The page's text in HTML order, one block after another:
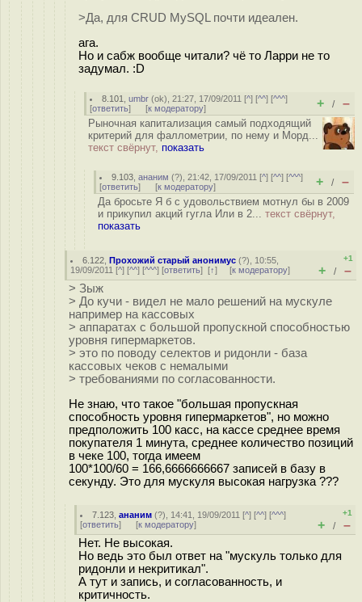
>Да, для CRUD MySQL почти идеален.
ага.
Но и сабж вообще читали? чё то Ларри не то
задумал. :D
8.101 ,umbr (ok), 21:27, 17/09/2011 [^] [^^] [^^^]
[ответить] [к модератору] + / –
Рыночная капитализация самый подходящий
критерий для фаллометрии, по нему и Морд...
текст свёрнут, показать
9.103 ,ананим (?), 21:42, 17/09/2011 [^] [^^] [^^^]
[ответить] [к модератору] + / –
Да бросьте Я б с удовольствием мотнул бы в 2009
и прикупил акций гугла Или в 2... текст свёрнут,
показать
6.122 ,Прохожий старый анонимус (?), 10:55,
19/09/2011 [^] [^^] [^^^] [ответить] [↑] [к модератору]
+1
+ / –
> Зыж
> До кучи - видел не мало решений на мускуле
например на кассовых
> аппаратах с большой пропускной способностью
уровня гипермаркетов.
> это по поводу селектов и ридонли - база
кассовых чеков с немалыми
> требованиями по согласованности.
Не знаю, что такое "большая пропускная
способность уровня гипермаркетов", но можно
предположить 100 касс, на кассе среднее время
покупателя 1 минута, среднее количество позиций
в чеке 100, тогда имеем
100*100/60 = 166,6666666667 записей в базу в
секунду. Это для мускуля высокая нагрузка ???
7.123 ,ананим (?), 14:41, 19/09/2011 [^] [^^] [^^^]
[ответить] [к модератору]
+1
+ / –
Нет. Не высокая.
Но ведь это был ответ на "мускуль только для
ридонли и некритикал".
А тут и запись, и согласованность, и
критичность.